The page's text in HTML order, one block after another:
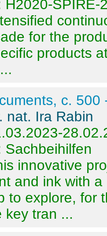
H2020-SPIRE-
for the
products
c. 500
nat. Ira Rabin
Sachbeihilfen
innovative
and ink with
to explore, for
key tran ...